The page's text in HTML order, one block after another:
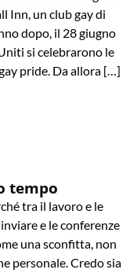
Inn, un club gay di
dopo, il 28 giugno
si celebrarono le
pride. Da allora […]
tempo
tra il lavoro e le
e le conferenze
una sconfitta, non
personale. Credo sia